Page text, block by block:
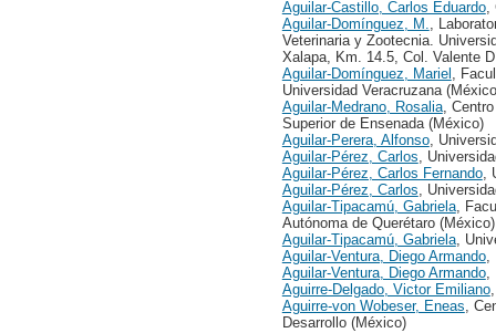
Aguilar-Castillo, Carlos Eduardo,
Aguilar-Domínguez, M.,
Veterinaria y Zootecnia.
Xalapa, Km. 14.5, Col. Valente
Aguilar-Domínguez, Mariel ,
Universidad Veracruzana
Aguilar-Medrano, Rosalia,
Superior de Ensenada (México)
Aguilar-Perera, Alfonso,
Aguilar-Pérez, Carlos,
Aguilar-Pérez, Carlos Fernando,
Aguilar-Pérez, Carlos,
Aguilar-Tipacamú, Gabriela,
Autónoma de Querétaro (México)
Aguilar-Tipacamú, Gabriela,
Aguilar-Ventura, Diego Armando,
Aguilar-Ventura, Diego Armando,
Aguirre-Delgado, Victor Emiliano
Aguirre-von Wobeser, Eneas,
Desarrollo (México)